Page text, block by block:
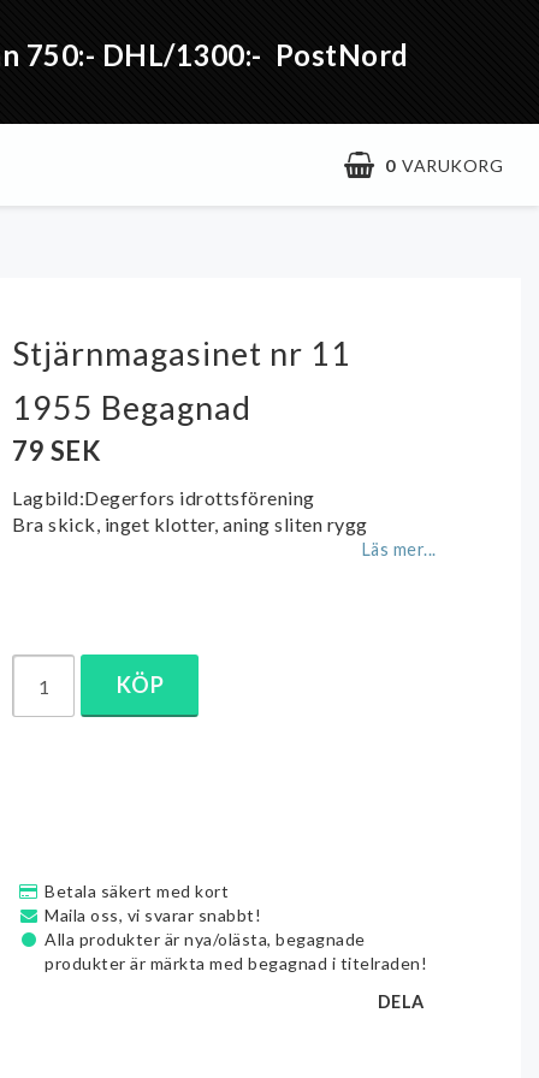
750:- DHL/1300:- PostNord
0 VARUKORG
Stjärnmagasinet nr 11
1955 Begagnad
79 SEK
Lagbild:Degerfors idrottsförening
Bra skick, inget klotter, aning sliten rygg
Läs mer...
KÖP
Betala säkert med kort
Maila oss, vi svarar snabbt!
Alla produkter är nya/olästa, begagnade
produkter är märkta med begagnad i titelraden!
DELA